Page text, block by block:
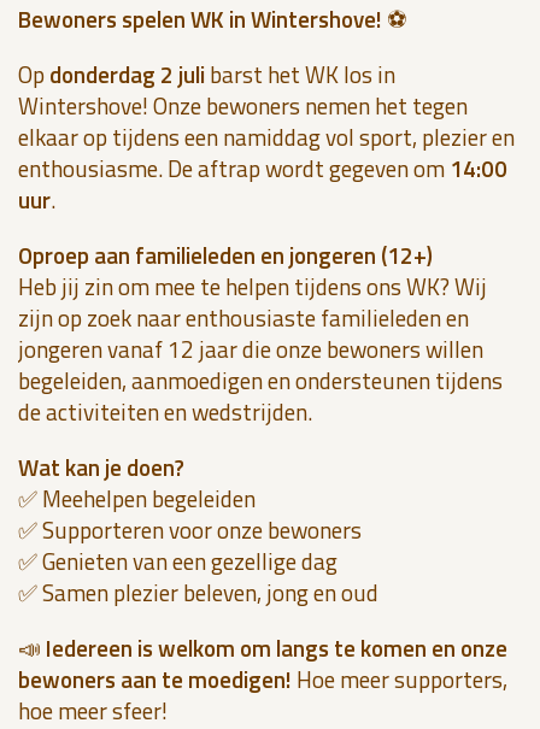
Bewoners spelen WK in Wintershove! ⚽
Opdonderdag 2 juli barst het WK los in
Wintershove! Onze bewoners nemen het tegen
elkaar op tijdens een namiddag vol sport, plezier en
enthousiasme. De aftrap wordt gegeven om 14:00
uur.
Oproep aan familieleden en jongeren (12+)
Heb jij zin om mee te helpen tijdens ons WK? Wij
zijn op zoek naar enthousiaste familieleden en
jongeren vanaf 12 jaar die onze bewoners willen
begeleiden, aanmoedigen en ondersteunen tijdens
de activiteiten en wedstrijden.
Wat kan je doen?
✅ Meehelpen begeleiden
✅ Supporteren voor onze bewoners
✅ Genieten van een gezellige dag
✅ Samen plezier beleven, jong en oud
📣 Iedereen is welkom om langs te komen en onze
bewoners aan te moedigen! Hoe meer supporters,
hoe meer sfeer!